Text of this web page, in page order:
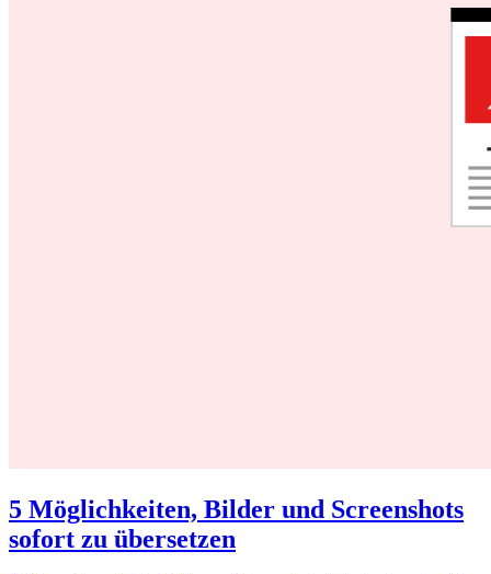
5 Möglichkeiten, Bilder und Screenshots
sofort zu übersetzen